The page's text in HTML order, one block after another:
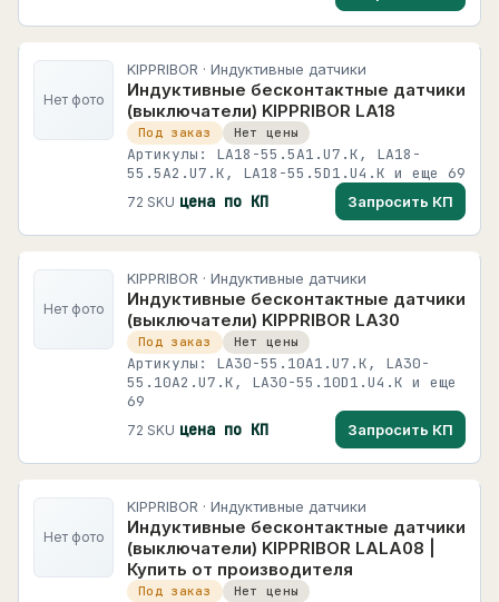
Нет фото
KIPPRIBOR · Индуктивные датчики
Индуктивные бесконтактные датчики
(выключатели) KIPPRIBOR LA18
Под заказ Нет цены
Артикулы: LA18-55.5A1.U7.K, LA18-
55.5A2.U7.K, LA18-55.5D1.U4.K и еще 69
72 SKU цена по КП Запросить КП
Нет фото
KIPPRIBOR · Индуктивные датчики
Индуктивные бесконтактные датчики
(выключатели) KIPPRIBOR LA30
Под заказ Нет цены
Артикулы: LA30-55.10A1.U7.K, LA30-
55.10A2.U7.K, LA30-55.10D1.U4.K и еще
69
72 SKU цена по КП Запросить КП
Нет фото
KIPPRIBOR · Индуктивные датчики
Индуктивные бесконтактные датчики
(выключатели) KIPPRIBOR LALA08 |
Купить от производителя
Под заказ Нет цены